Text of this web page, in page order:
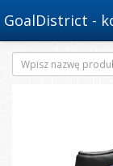
GoalDistrict -